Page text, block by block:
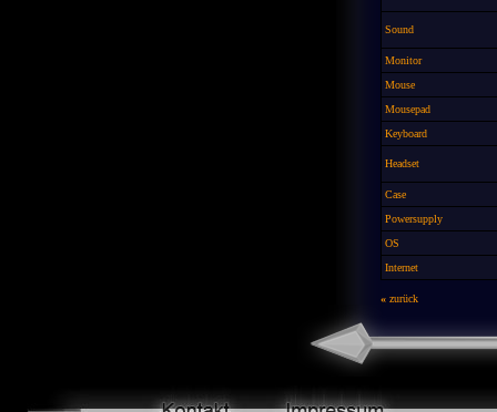
Sound
Monitor
Mouse
Mousepad
Keyboard
Headset
Case
Powersupply
OS
Internet
« zurück